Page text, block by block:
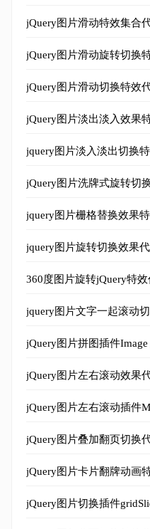
让你感动，悲喜交集的动人体验
"180" display
》，九个靓丽演员载歌载舞热力
"180" style= " display:
表坊】相声迷遍布全世界，每四
，吸引二十余万观众的《阳台
jQuery图片滑动特效集合
jQuery图片滑动旋转切换
jQuery图片滑动切换特效
jQuery图片淡出淡入效果
jquery图片淡入淡出切换
jQuery图片洗牌式旋转切
jquery图片栅格替换效果
jquery图片旋转切换效果
360度图片旋转jQuery特
jquery图片文字一起滚动
jQuery图片拼图插件
jQuery图片左右滚动效果
jQuery图片左右滚动插件
jQuery图片叠加翻页切换
jQuery图片卡片翻牌动画
jQuery图片切换插件